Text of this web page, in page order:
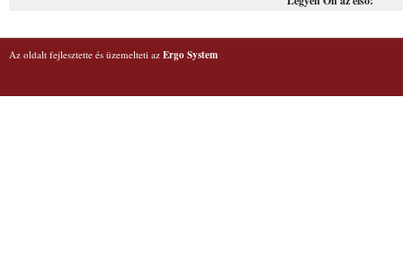
Az oldalt fejlesztette és üzemelteti az Ergo System